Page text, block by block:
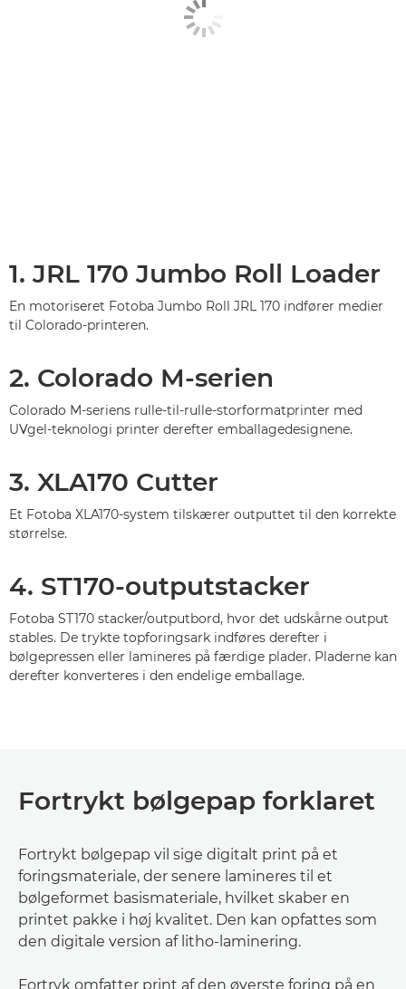
1. JRL 170 Jumbo Roll Loader
En motoriseret Fotoba Jumbo Roll JRL 170 indfører medier
til Colorado-printeren.
2. Colorado M-serien
Colorado M-seriens rulle-til-rulle-storformatprinter med
UVgel-teknologi printer derefter emballagedesignene.
3. XLA170 Cutter
Et Fotoba XLA170-system tilskærer outputtet til den korrekte
størrelse.
4. ST170-outputstacker
Fotoba ST170 stacker/outputbord, hvor det udskårne output
stables. De trykte topforingsark indføres derefter i
bølgepressen eller lamineres på færdige plader. Pladerne kan
derefter konverteres i den endelige emballage.
Fortrykt bølgepap forklaret
Fortrykt bølgepap vil sige digitalt print på et
foringsmateriale, der senere lamineres til et
bølgeformet basismateriale, hvilket skaber en
printet pakke i høj kvalitet. Den kan opfattes som
den digitale version af litho-laminering.
Fortryk omfatter print af den øverste foring på en